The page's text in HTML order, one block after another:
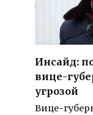
Инсайд:
вице-
угрозой
Вице-